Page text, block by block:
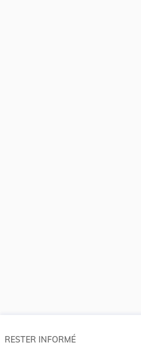
RESTER INFORMÉ